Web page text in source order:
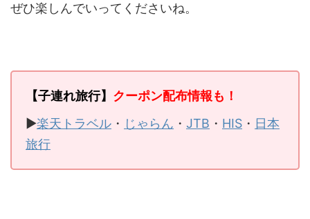
ぜひ楽しんでいってくださいね。
【子連れ旅行】 クーポン配布情報も！
▶楽天トラベル ・ じゃらん ・ JTB ・ HIS ・ 日本
旅行